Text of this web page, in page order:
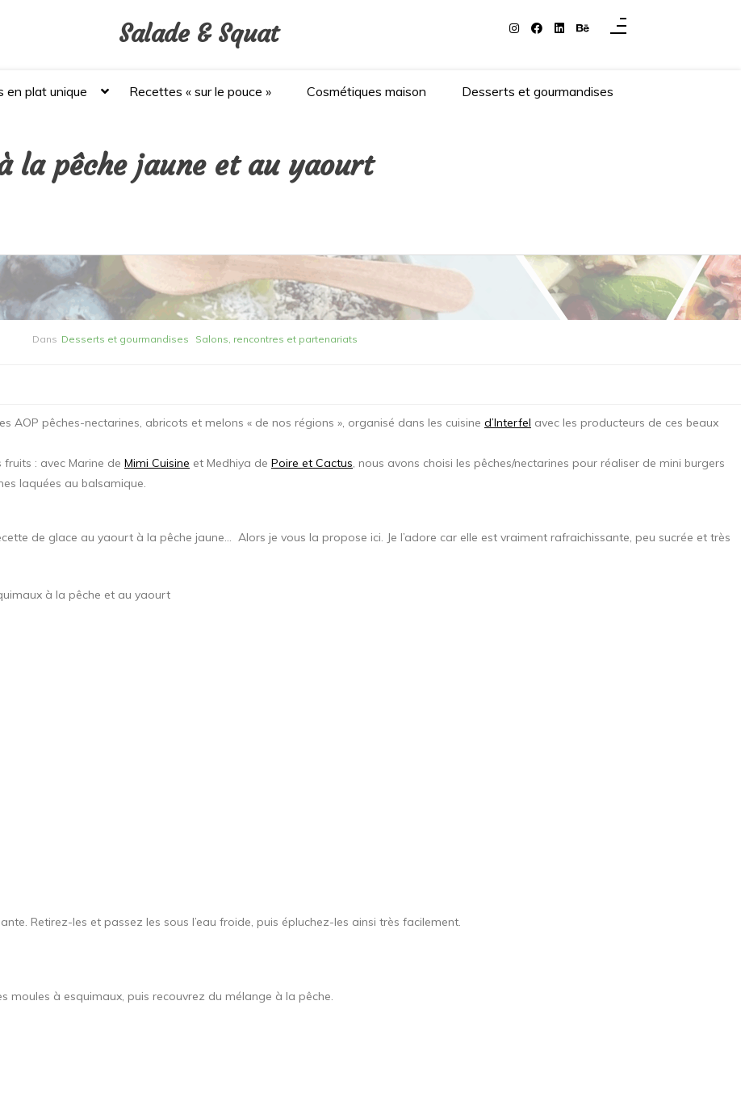
Salade & Squat
en plat unique Recettes « sur le pouce » Cosmétiques maison Desserts et gourmandises
la pêche jaune et au yaourt
Dans Desserts et gourmandises Salons, rencontres et partenariats
AOP pêches-nectarines, abricots et melons « de nos régions », organisé dans les cuisine d’Interfel avec les producteurs de ces beaux
fruits : avec Marine de Mimi Cuisine et Medhiya de Poire et Cactus, nous avons choisi les pêches/nectarines pour réaliser de mini burgers
laquées au balsamique.
de glace au yaourt à la pêche jaune… Alors je vous la propose ici. Je l’adore car elle est vraiment rafraichissante, peu sucrée et très
Retirez-les et passez les sous l’eau froide, puis épluchez-les ainsi très facilement.
moules à esquimaux, puis recouvrez du mélange à la pêche.